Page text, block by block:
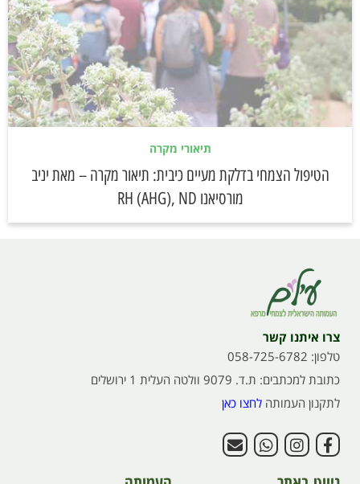
תיאורי מקרה
הטיפול הצמחי בדלקת מעיים כיבית: תיאור מקרה – מאת יניב
מורסיאנו RH (AHG), ND
צרו איתנו קשר
טלפון: 058-725-6782
כתובת למכתבים: ת.ד. 9079 וולטה העלית 1 ירושלים
לתקנון העמותה לחצו כאן